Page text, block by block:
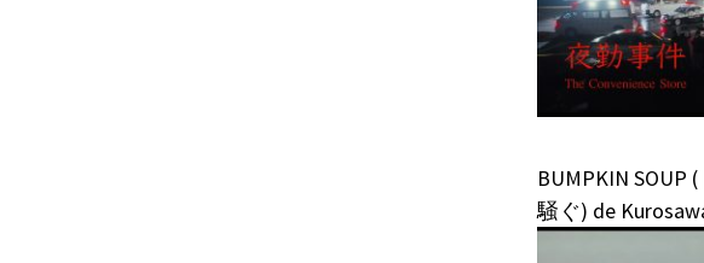
BUMPKIN
騒ぐ) de